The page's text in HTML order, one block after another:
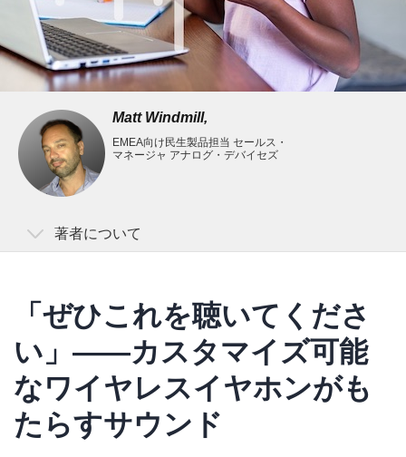
Signals+ ニュースレター登録
Signals+はコネクティビティ、デジタルヘルス、モビリテ
ます。
Matt Windmill,
EMEA向け民生製品担当 セールス・
マネージャ アナログ・デバイセズ
著者について
Matt Windmillはアナログ・デバイセズのセールス・マ
ネージャです。EMEA（欧州、中東、アフリカ）を担
当する民生向けセールス・チームを率いています。IC
業界において20年にわたり経験を蓄積。パートナーシ
ップの構築に努め、ヒアラブル／ウェアラブル分野で
技術とソリューションによって業界を牽引していま
「ぜひこれを聴いてくださ
い」――カスタマイズ可能
なワイヤレスイヤホンがも
たらすサウンド